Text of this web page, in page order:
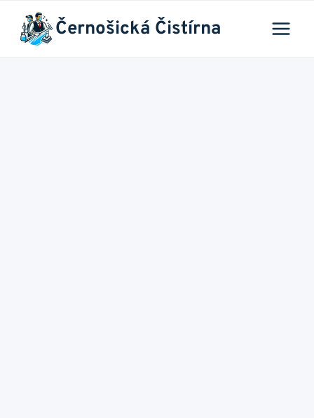
Přeskočit
obsah
Černošická Čistírna